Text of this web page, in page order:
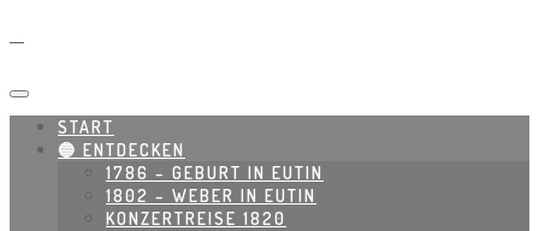
START
🔵 ENTDECKEN
1786 – GEBURT IN EUTIN
1802 – WEBER IN EUTIN
KONZERTREISE 1820